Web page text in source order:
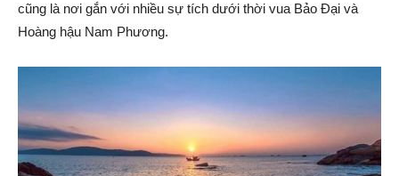
cũng là nơi gắn với nhiều sự tích dưới thời vua Bảo Đại và
Hoàng hậu Nam Phương.